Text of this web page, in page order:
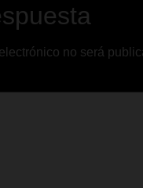
no será